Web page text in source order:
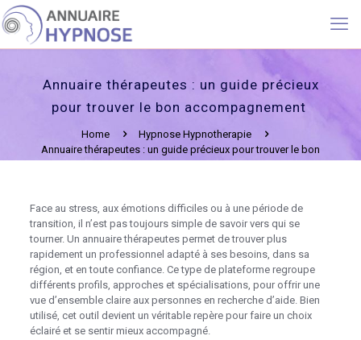
Annuaire thérapeutes : un guide précieux
pour trouver le bon accompagnement
Home
Hypnose Hypnotherapie
Annuaire thérapeutes : un guide précieux pour trouver le bon
Face au stress, aux émotions difficiles ou à une période de
transition, il n’est pas toujours simple de savoir vers qui se
tourner. Un annuaire thérapeutes permet de trouver plus
rapidement un professionnel adapté à ses besoins, dans sa
région, et en toute confiance. Ce type de plateforme regroupe
différents profils, approches et spécialisations, pour offrir une
vue d’ensemble claire aux personnes en recherche d’aide. Bien
utilisé, cet outil devient un véritable repère pour faire un choix
éclairé et se sentir mieux accompagné.